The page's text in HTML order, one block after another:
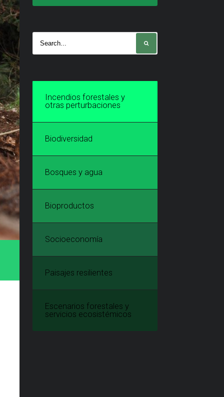
Incendios forestales y
otras perturbaciones
Biodiversidad
Bosques y agua
Bioproductos
Socioeconomía
Paisajes resilientes
Escenarios forestales y
servicios ecosistémicos